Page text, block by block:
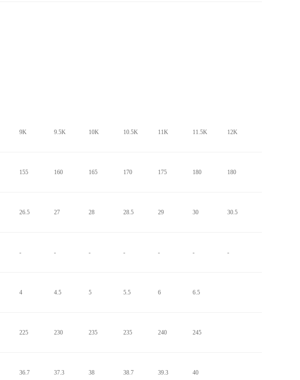
9K 9.5K 10K 10.5K 11K 11.5K 12K
155 160 165 170 175 180 180
26.5 27 28 28.5 29 30 30.5
- - - - - - -
4 4.5 5 5.5 6 6.5
225 230 235 235 240 245
36.7 37.3 38 38.7 39.3 40